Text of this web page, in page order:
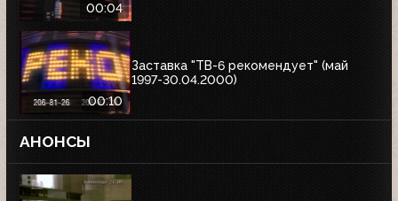
00:04
00:10
Заставка "ТВ-6 рекомендует" (май
1997-30.04.2000)
АНОНСЫ